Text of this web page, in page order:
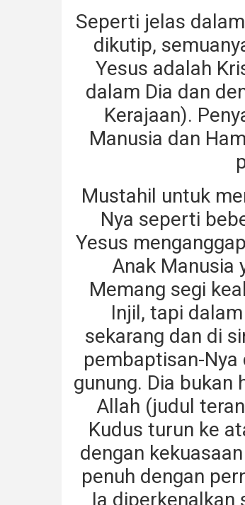
Seperti jelas
dikutip,
Yesus adalah
dalam Dia dan
Kerajaan).
Manusia dan
Mustahil untuk
Nya seperti
Yesus
Anak Manusia
Memang segi
Injil, tapi
sekarang dan di
pembaptisan-
gunung. Dia bukan
Allah (judul
Kudus turun ke
dengan
penuh dengan
Ia diperkenalkan